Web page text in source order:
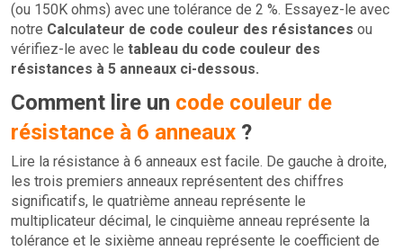
(ou 150K ohms) avec une tolérance de 2 %. Essayez-le avec
notre Calculateur de code couleur des résistances ou
vérifiez-le avec le tableau du code couleur des
résistances à 5 anneaux ci-dessous.
Comment lire un code couleur de
résistance à 6 anneaux ?
Lire la résistance à 6 anneaux est facile. De gauche à droite,
les trois premiers anneaux représentent des chiffres
significatifs, le quatrième anneau représente le
multiplicateur décimal, le cinquième anneau représente la
tolérance et le sixième anneau représente le coefficient de